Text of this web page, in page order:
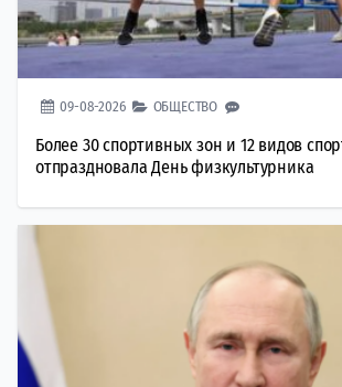
09-08-2026 ОБЩЕСТВО
Более 30 спортивных зон и 12 видов
отпраздновала День физкультурника